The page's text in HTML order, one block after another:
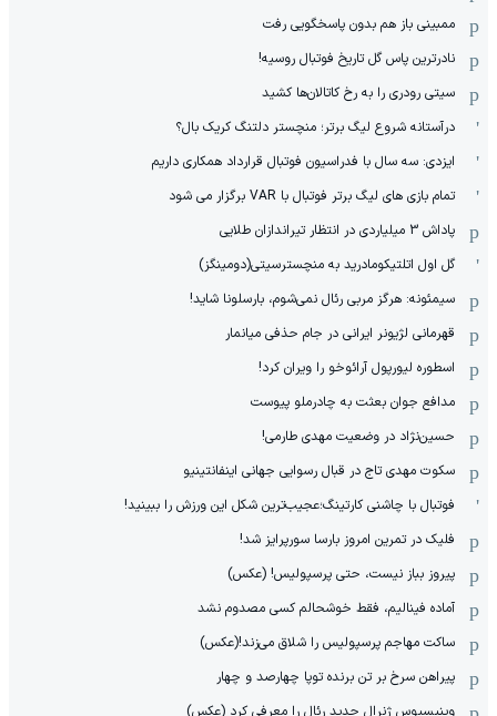
ممبینی باز هم بدون پاسخگویی رفت
نادر‌ترین پاس گل تاریخ فوتبال روسیه!
سیتی رودری را به رخ کاتالان‌ها کشید
درآستانه شروع لیگ برتر؛ منچستر دلتنگ کریک بال؟
ایزدی: سه سال با فدراسیون فوتبال قرارداد همکاری داریم
تمام بازی های لیگ برتر فوتبال با VAR برگزار می شود
پاداش 3 میلیاردی در انتظار تیراندازان طلایی
گل اول اتلتیکومادرید به منچسترسیتی(دومینگز)
سیمئونه: هرگز مربی رئال نمی‌شوم، بارسلونا شاید!
قهرمانی لژیونر ایرانی در جام حذفی میانمار
اسطوره لیورپول آرائوخو را ویران کرد!
مدافع جوان بعثت به چادرملو پیوست
حسین‌نژاد در وضعیت مهدی طارمی!
سکوت مهدی تاج در قبال رسوایی جهانی اینفانتینیو
فوتبال با چاشنی کارتینگ؛عجیب‌ترین شکل این ورزش را ببینید!
فلیک در تمرین امروز بارسا سورپرایز شد!
پیروز بباز نیست، حتی پرسپولیس! (عکس)
آماده فینالیم، فقط خوشحالم کسی مصدوم نشد
ساکت مهاجم پرسپولیس را شلاق می‌زند!(عکس)
پیراهن سرخ بر تن برنده توپا چهارصد و چهار
وینیسیوس ژنرال جدید رئال را معرفی کرد (عکس)